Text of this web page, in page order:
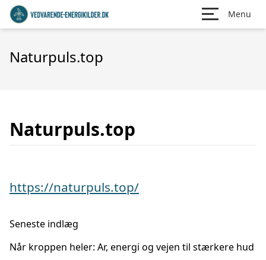
Menu
Naturpuls.top
Naturpuls.top
https://naturpuls.top/
Seneste indlæg
Når kroppen heler: Ar, energi og vejen til stærkere hud